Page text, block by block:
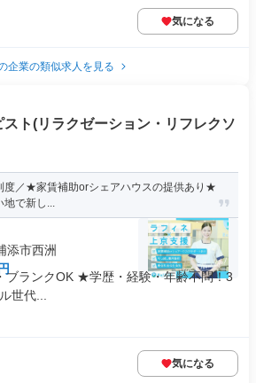
気になる
企業の類似求人を見る
ト(リラクゼーション・リフレクソ
度／★家賃補助orシェアハウスの提供あり★
で新し...
添市西洲
ランクOK ★学歴・経験・年齢不問！3
世代...
気になる